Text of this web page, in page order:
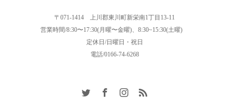
〒071-1414 上川郡東川町新栄南1丁目13-11
営業時間/8:30〜17:30(月曜〜金曜)、8:30~15:30(土曜)
定休日/日曜日・祝日
電話/0166-74-6268